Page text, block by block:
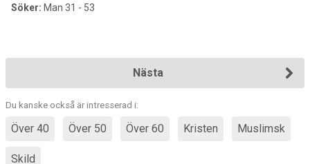
Söker: Man 31 - 53
Nästa
Du kanske också är intresserad i:
Över 40 Över 50 Över 60 Kristen Muslimsk
Skild